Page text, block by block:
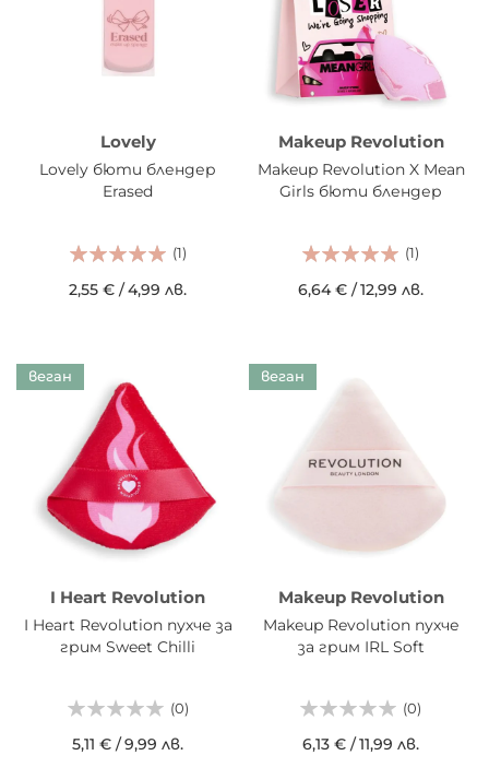
Lovely
Lovely бюти блендер
Erased
(1)
2,55 € /4,99 лв.
Makeup Revolution
Makeup Revolution X Mean
Girls бюти блендер
(1)
6,64 € /12,99 лв.
веган
I Heart Revolution
I Heart Revolution пухче за
грим Sweet Chilli
(0)
5,11 € /9,99 лв.
веган
Makeup Revolution
Makeup Revolution пухче
за грим IRL Soft
(0)
6,13 € /11,99 лв.